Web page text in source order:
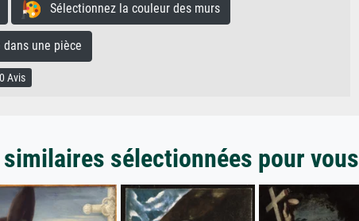
Sélectionnez la couleur des murs
une pièce
0 Avis
sélectionnées pour vous